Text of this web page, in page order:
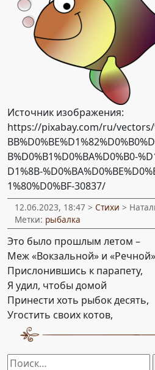
Источник изображения:
https://pixabay.com/ru/vectors/
B%D0%B1%D0%BA%D0%B0-
D1%8B-
1%80%D0%BF-30837/
12.06.2023, 18:47 > Стихи >
Метки: рыбалка
Это было прошлым летом –
Меж «Вокзальной» и
Прислонившись к парапету,
Я удил, чтобы домой
Принести хоть рыбок десять,
Угостить своих котов,
Найти: